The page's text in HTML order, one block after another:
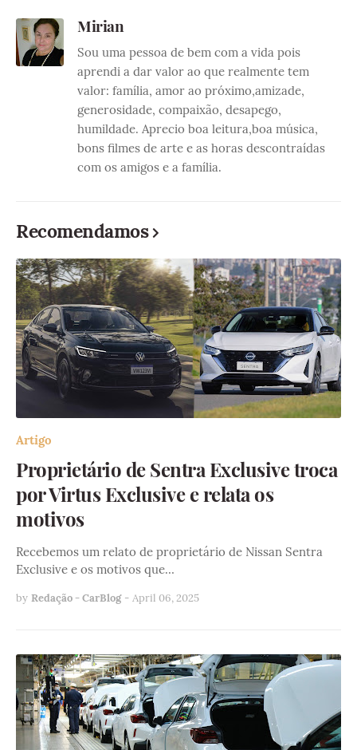
Mirian
Sou uma pessoa de bem com a vida pois
aprendi a dar valor ao que realmente tem
valor: família, amor ao próximo,amizade,
generosidade, compaixão, desapego,
humildade. Aprecio boa leitura,boa música,
bons filmes de arte e as horas descontraídas
com os amigos e a família.
Recomendamos
Artigo
Proprietário de Sentra Exclusive troca
por Virtus Exclusive e relata os
motivos
Recebemos um relato de proprietário de Nissan Sentra
Exclusive e os motivos que…
by Redação - CarBlog - April 06, 2025